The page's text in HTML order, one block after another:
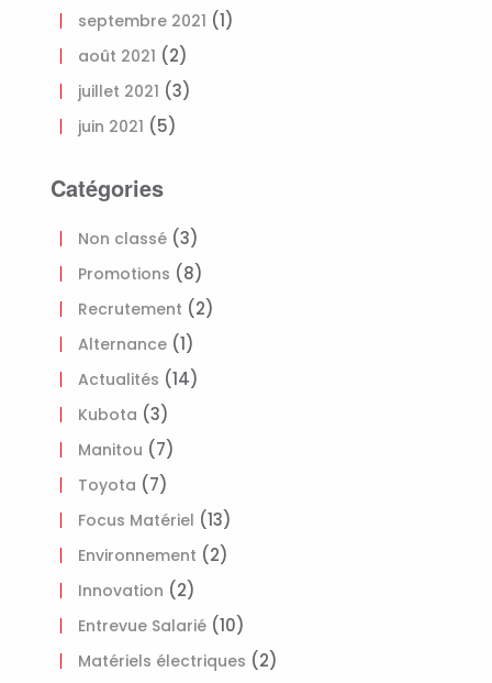
septembre 2021 (1)
août 2021 (2)
juillet 2021 (3)
juin 2021 (5)
Catégories
Non classé (3)
Promotions (8)
Recrutement (2)
Alternance (1)
Actualités (14)
Kubota (3)
Manitou (7)
Toyota (7)
Focus Matériel (13)
Environnement (2)
Innovation (2)
Entrevue Salarié (10)
Matériels électriques (2)